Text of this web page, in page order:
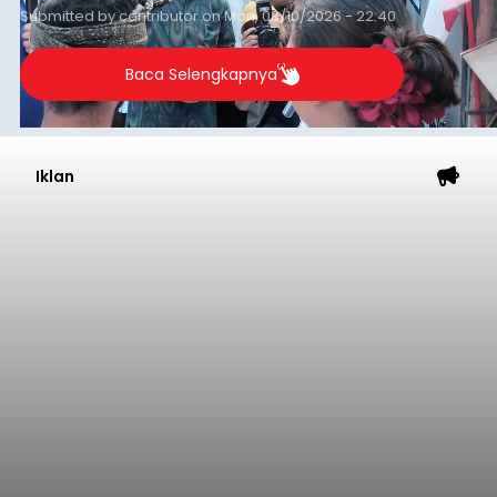
Submitted bycontributoronMon, 08/10/2026 - 22:40
Baca Selengkapnya
Iklan